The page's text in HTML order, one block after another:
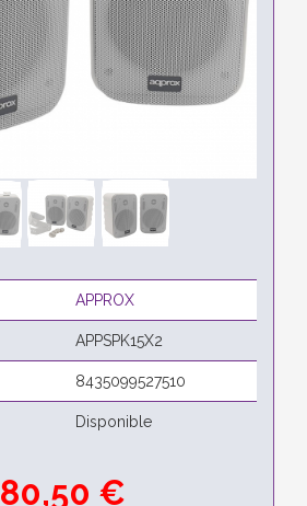
APPROX
APPSPK15X2
8435099527510
Disponible
80,50 €